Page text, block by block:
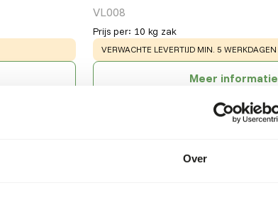
Over
VL008
Prijs per: 10 kg zak
WARNING:
VERWACHTE LEVERTIJD MIN. 5 WERKDAGEN
Meer informatie